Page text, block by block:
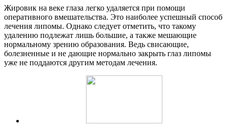
Жировик на веке глаза легко удаляется при помощи
оперативного вмешательства. Это наиболее успешный способ
лечения липомы. Однако следует отметить, что такому
удалению подлежат лишь большие, а также мешающие
нормальному зрению образования. Ведь свисающие,
болезненные и не дающие нормально закрыть глаз липомы
уже не поддаются другим методам лечения.